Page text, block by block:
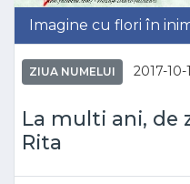
Imagine cu flori în
ZIUA NUMELUI 2017-10-
La multi ani, de
Rita